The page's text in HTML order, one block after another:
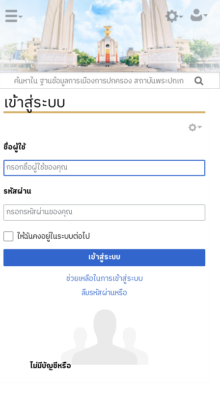
เข้าสู่ระบบ
ชื่อผู้ใช้
รหัสผ่าน
ให้ฉันคงอยู่ในระบบต่อไป
เข้าสู่ระบบ
ช่วยเหลือในการเข้าสู่ระบบ
ลืมรหัสผ่านหรือ
ไม่มีบัญชีหรือ